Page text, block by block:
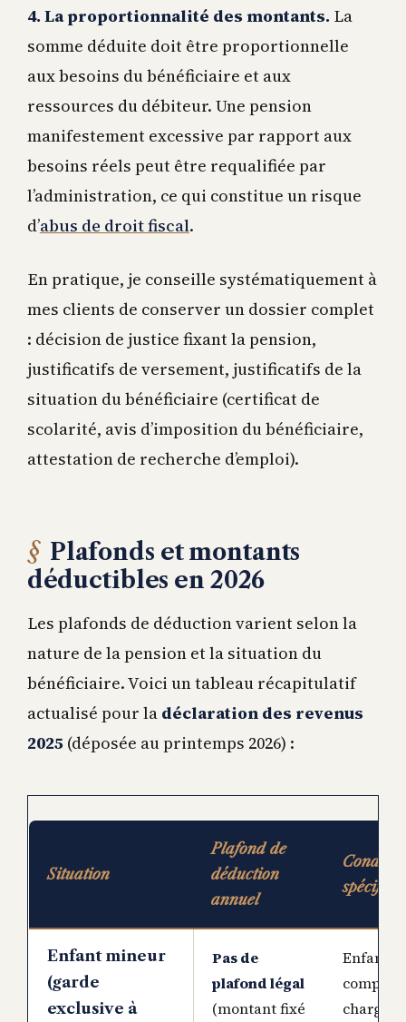
4. La proportionnalité des montants. La
somme déduite doit être proportionnelle
aux besoins du bénéficiaire et aux
ressources du débiteur. Une pension
manifestement excessive par rapport aux
besoins réels peut être requalifiée par
l’administration, ce qui constitue un risque
d’abus de droit fiscal.
En pratique, je conseille systématiquement à
mes clients de conserver un dossier complet
: décision de justice fixant la pension,
justificatifs de versement, justificatifs de la
situation du bénéficiaire (certificat de
scolarité, avis d’imposition du bénéficiaire,
attestation de recherche d’emploi).
Plafonds et montants
déductibles en 2026
Les plafonds de déduction varient selon la
nature de la pension et la situation du
bénéficiaire. Voici un tableau récapitulatif
actualisé pour la déclaration des revenus
2025 (déposée au printemps 2026) :
Situation
Plafond de
déduction
annuel
Enfant mineur
(garde
exclusive à
Pas de
plafond légal
(montant fixé
Enfant
compté à
charge